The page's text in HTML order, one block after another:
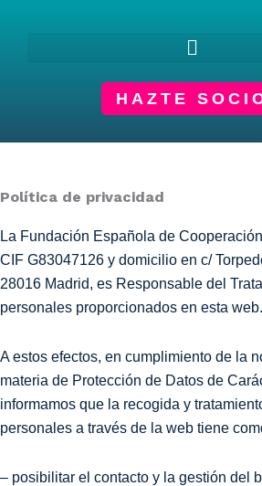
HAZTE
Política de privacidad
La Fundación Española de
CIF G83047126 y domicilio en c/
28016 Madrid, es Responsable del
personales proporcionados en esta web.
A estos efectos, en cumplimiento de la
materia de Protección de Datos de
informamos que la recogida y
personales a través de la web tiene
– posibilitar el contacto y la gestión del